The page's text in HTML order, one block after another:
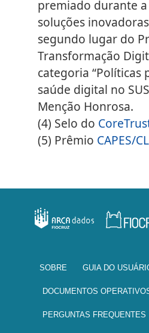
premiado durante
soluções
segundo lugar do
Transformação
categoria “Políticas
saúde digital no
Menção Honrosa.
(4) Selo do
(5) Prêmio CAPES/
SOBRE GUIA DO
DOCUMENTOS
PERGUNTAS FREQUENTES